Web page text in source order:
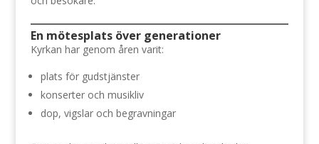
En mötesplats över generationer
Kyrkan har genom åren varit:
plats för gudstjänster
konserter och musikliv
dop, vigslar och begravningar